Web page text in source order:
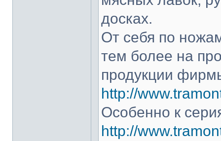
досках.
От себя по
тем более на
продукции
http://
Особенно к
http://